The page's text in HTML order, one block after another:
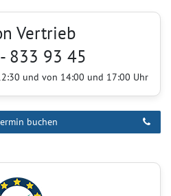
Vertrieb
833 93 45
und von 14:00 und 17:00 Uhr
buchen